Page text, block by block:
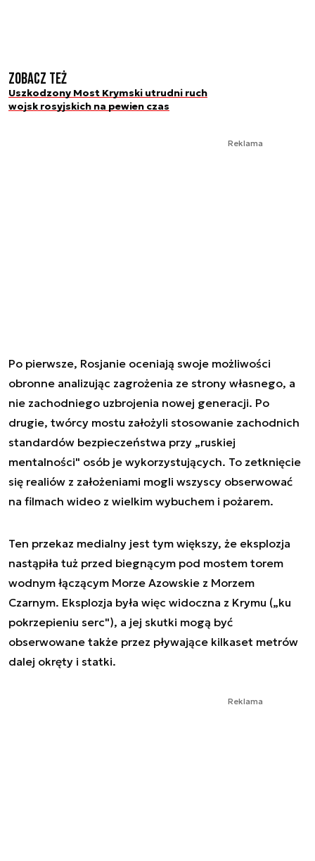
Zobacz też
Uszkodzony Most Krymski utrudni ruch
wojsk rosyjskich na pewien czas
Reklama
Po pierwsze, Rosjanie oceniają swoje możliwości
obronne analizując zagrożenia ze strony własnego, a
nie zachodniego uzbrojenia nowej generacji. Po
drugie, twórcy mostu założyli stosowanie zachodnich
standardów bezpieczeństwa przy „ruskiej
mentalności" osób je wykorzystujących. To zetknięcie
się realiów z założeniami mogli wszyscy obserwować
na filmach wideo z wielkim wybuchem i pożarem.
Ten przekaz medialny jest tym większy, że eksplozja
nastąpiła tuż przed biegnącym pod mostem torem
wodnym łączącym Morze Azowskie z Morzem
Czarnym. Eksplozja była więc widoczna z Krymu („ku
pokrzepieniu serc"), a jej skutki mogą być
obserwowane także przez pływające kilkaset metrów
dalej okręty i statki.
Reklama